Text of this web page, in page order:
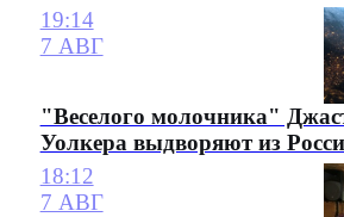
19:14
7 АВГ
"Веселого молочника"
Уолкера выдворяют из
18:12
7 АВГ